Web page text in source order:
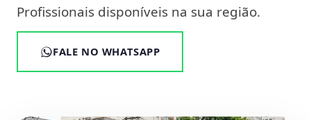
Profissionais disponíveis na sua região.
FALE NO WHATSAPP